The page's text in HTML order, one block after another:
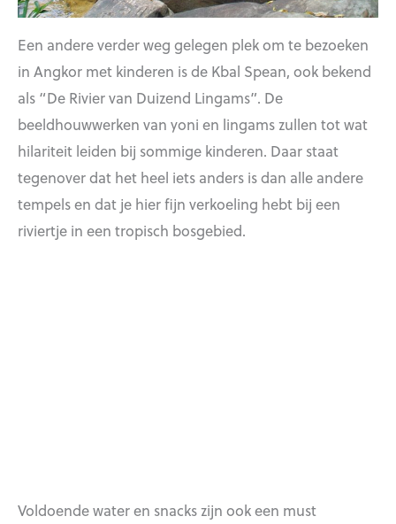
Een andere verder weg gelegen plek om te bezoeken
in Angkor met kinderen is de Kbal Spean, ook bekend
als “De Rivier van Duizend Lingams”. De
beeldhouwwerken van yoni en lingams zullen tot wat
hilariteit leiden bij sommige kinderen. Daar staat
tegenover dat het heel iets anders is dan alle andere
tempels en dat je hier fijn verkoeling hebt bij een
riviertje in een tropisch bosgebied.
Voldoende water en snacks zijn ook een must